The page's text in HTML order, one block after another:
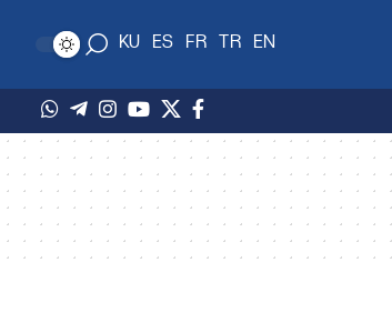
EN
TR
FR
ES
KU